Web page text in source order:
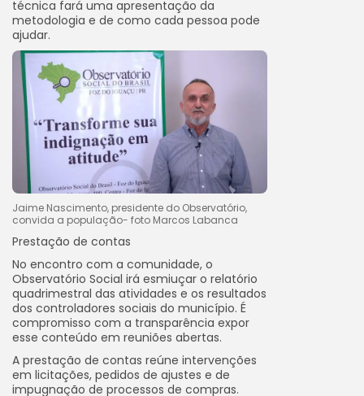
técnica fará uma apresentação da
metodologia e de como cada pessoa pode
ajudar.
Jaime Nascimento, presidente do Observatório,
convida a população- foto Marcos Labanca
Prestação de contas
No encontro com a comunidade, o
Observatório Social irá esmiuçar o relatório
quadrimestral das atividades e os resultados
dos controladores sociais do município. É
compromisso com a transparência expor
esse conteúdo em reuniões abertas.
A prestação de contas reúne intervenções
em licitações, pedidos de ajustes e de
impugnação de processos de compras.